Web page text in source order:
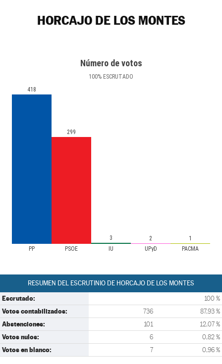
HORCAJO DE LOS MONTES
Número de votos
100% ESCRUTADO
PP PSOE IU UPyD PACMA
418
299
3 2 1
RESUMEN DEL ESCRUTINIO DE HORCAJO DE LOS MONTES
Escrutado: 100 %
Votos contabilizados: 736 87,93 %
Abstenciones: 101 12,07 %
Votos nulos: 6 0,82 %
Votos en blanco: 7 0,96 %